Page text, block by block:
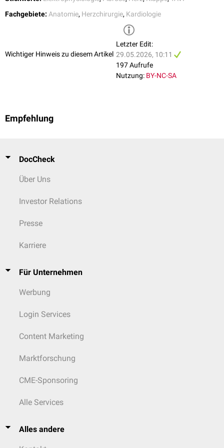
Echokardiographie
(TEE), Kardio-CT und Kardio-MRT
spielt insbesondere bei der Quantifizierung von Kalzifizierungen vor TAVI
Fachgebiete: Anatomie, Herzchirurgie, Kardiologie
Wichtiger Hinweis zu diesem Artikel
Letzter Edit:
29.05.2026, 10:11
197 Aufrufe
Nutzung: BY-NC-SA
Empfehlung
DocCheck
Über Uns
Investor Relations
Presse
Karriere
Für Unternehmen
Werbung
Login Services
Content Marketing
Marktforschung
CME-Sponsoring
Alle Services
Alles andere